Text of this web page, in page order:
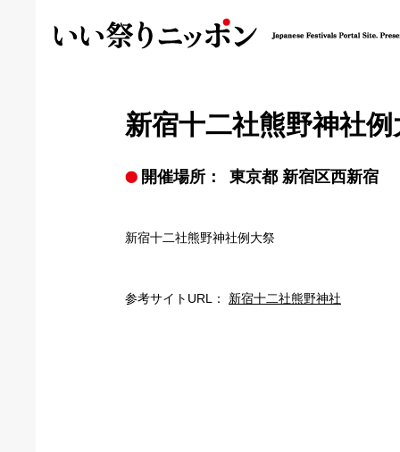
新宿十二社熊野神社例
開催場所： 東京都 新宿区西新宿
新宿十二社熊野神社例大祭
参考サイトURL： 新宿十二社熊野神社